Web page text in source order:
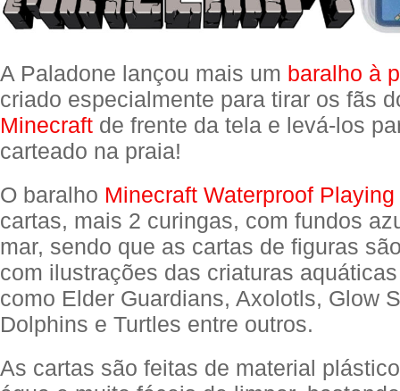
A Paladone lançou mais um baralho à
criado especialmente para tirar os fãs
Minecraft de frente da tela e levá-los
carteado na praia!
O baralho Minecraft Waterproof
cartas, mais 2 curingas, com fundos
mar, sendo que as cartas de figuras
com ilustrações das criaturas
como Elder Guardians, Axolotls, Glow
Dolphins e Turtles entre outros.
As cartas são feitas de material